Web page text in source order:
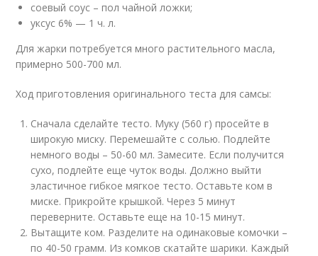
соевый соус – пол чайной ложки;
уксус 6% — 1 ч. л.
Для жарки потребуется много растительного масла,
примерно 500-700 мл.
Ход приготовления оригинального теста для самсы:
Сначала сделайте тесто. Муку (560 г) просейте в
широкую миску. Перемешайте с солью. Подлейте
немного воды – 50-60 мл. Замесите. Если получится
сухо, подлейте еще чуток воды. Должно выйти
эластичное гибкое мягкое тесто. Оставьте ком в
миске. Прикройте крышкой. Через 5 минут
переверните. Оставьте еще на 10-15 минут.
Вытащите ком. Разделите на одинаковые комочки –
по 40-50 грамм. Из комков скатайте шарики. Каждый